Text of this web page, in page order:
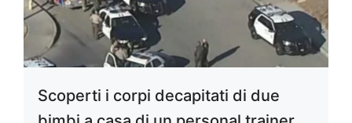
Scoperti i corpi decapitati di due